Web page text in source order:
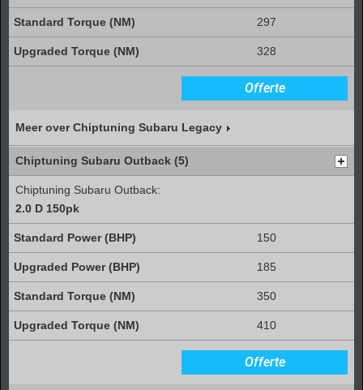
297
328
Offerte
Meer over Chiptuning Subaru Legacy
Chiptuning Subaru Outback (5)
Chiptuning Subaru Outback:
2.0 D 150pk
150
185
350
410
Offerte